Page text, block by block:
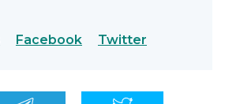
Facebook Twitter